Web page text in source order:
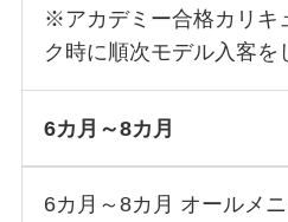
※アカデミー合格カリキ
ク時に順次モデル入客を
6カ月～8カ月
6カ月～8カ月 オールメ